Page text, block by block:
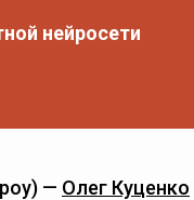
нейросети
— Олег Куценко